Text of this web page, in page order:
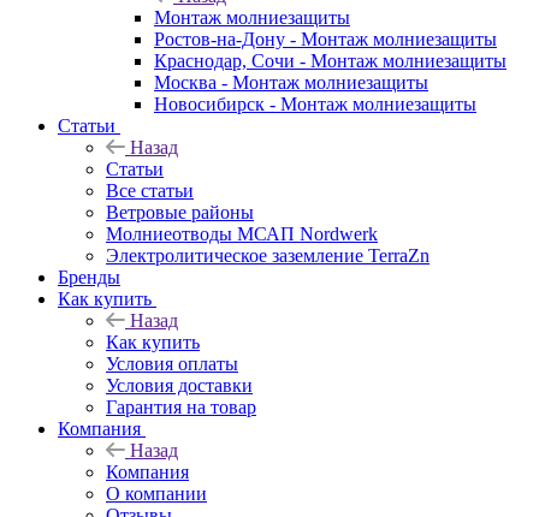
Монтаж молниезащиты
Ростов-на-Дону - Монтаж молниезащиты
Краснодар, Сочи - Монтаж молниезащиты
Москва - Монтаж молниезащиты
Новосибирск - Монтаж молниезащиты
Статьи
Назад
Статьи
Все статьи
Ветровые районы
Молниеотводы МСАП Nordwerk
Электролитическое заземление TerraZn
Бренды
Как купить
Назад
Как купить
Условия оплаты
Условия доставки
Гарантия на товар
Компания
Назад
Компания
О компании